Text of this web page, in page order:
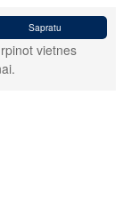
Sapratu
vietnes